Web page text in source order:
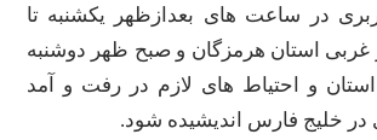
در ساعت های بعدازظهر یکشنبه تا
غربی استان هرمزگان و صبح ظهر دوشنبه
و احتیاط های لازم در رفت و آمد
خلیج فارس اندیشیده شود.